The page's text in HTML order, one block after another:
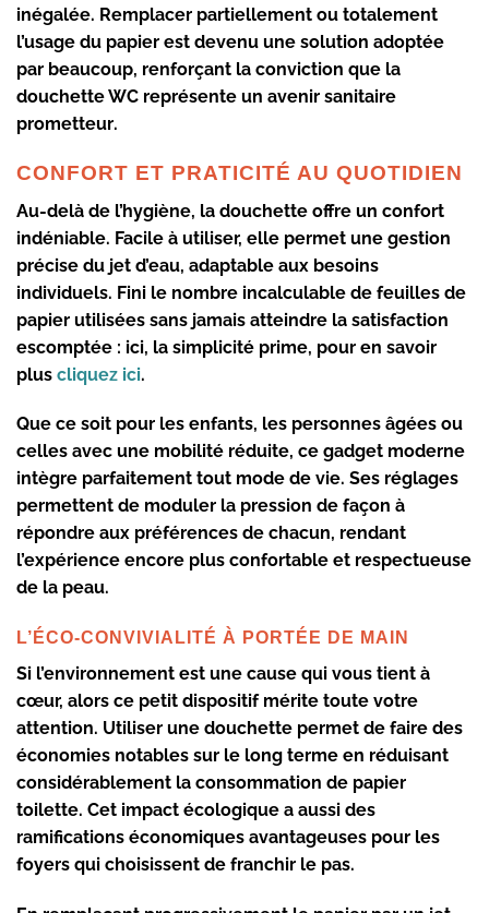
inégalée. Remplacer partiellement ou totalement
l’usage du papier est devenu une solution adoptée
par beaucoup, renforçant la conviction que la
douchette WC représente un avenir sanitaire
prometteur.
CONFORT ET PRATICITÉ AU QUOTIDIEN
Au-delà de l’hygiène, la douchette offre un confort
indéniable. Facile à utiliser, elle permet une gestion
précise du jet d’eau, adaptable aux besoins
individuels. Fini le nombre incalculable de feuilles de
papier utilisées sans jamais atteindre la satisfaction
escomptée : ici, la simplicité prime, pour en savoir
plus cliquez ici.
Que ce soit pour les enfants, les personnes âgées ou
celles avec une mobilité réduite, ce gadget moderne
intègre parfaitement tout mode de vie. Ses réglages
permettent de moduler la pression de façon à
répondre aux préférences de chacun, rendant
l’expérience encore plus confortable et respectueuse
de la peau.
L’ÉCO-CONVIVIALITÉ À PORTÉE DE MAIN
Si l’environnement est une cause qui vous tient à
cœur, alors ce petit dispositif mérite toute votre
attention. Utiliser une douchette permet de faire des
économies notables sur le long terme en réduisant
considérablement la consommation de papier
toilette. Cet impact écologique a aussi des
ramifications économiques avantageuses pour les
foyers qui choisissent de franchir le pas.